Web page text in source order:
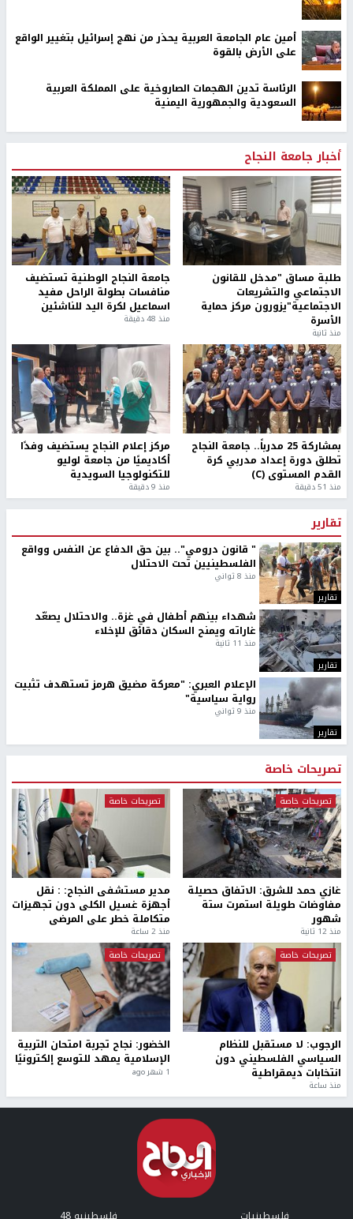
أمين عام الجامعة العربية يحذر من نهج إسرائيل بتغيير الواقع
على الأرض بالقوة
الرئاسة تدين الهجمات الصاروخية على المملكة العربية
السعودية والجمهورية اليمنية
أخبار جامعة النجاح
طلبة مساق "مدخل للقانون
الاجتماعي والتشريعات
الاجتماعية"يزورون مركز حماية
الأسرة
منذ ثانية
جامعة النجاح الوطنية تستضيف
منافسات بطولة الراحل مفيد
اسماعيل لكرة اليد للناشئين
منذ 48 دقيقة
بمشاركة 25 مدرباً.. جامعة النجاح
تطلق دورة إعداد مدربي كرة
القدم المستوى (C)
منذ 51 دقيقة
مركز إعلام النجاح يستضيف وفدًا
أكاديميًا من جامعة لوليو
للتكنولوجيا السويدية
منذ 9 دقيقة
تقارير
تقارير
" قانون درومي".. بين حق الدفاع عن النفس وواقع
الفلسطينيين تحت الاحتلال
منذ 8 ثواني
تقارير
شهداء بينهم أطفال في غزة.. والاحتلال يصعّد
غاراته ويمنح السكان دقائق للإخلاء
منذ 11 ثانية
تقارير
الإعلام العبري: "معركة مضيق هرمز تستهدف تثبيت
رواية سياسية"
منذ 9 ثواني
تصريحات خاصة
تصريحات خاصة
غازي حمد للشرق: الاتفاق حصيلة
مفاوضات طويلة استمرت ستة
شهور
منذ 12 ثانية
تصريحات خاصة
مدير مستشفى النجاح: : نقل
أجهزة غسيل الكلى دون تجهيزات
متكاملة خطر على المرضى
منذ 2 ساعة
تصريحات خاصة
الرجوب: لا مستقبل للنظام
السياسي الفلسطيني دون
انتخابات ديمقراطية
منذ ساعة
تصريحات خاصة
الخضور: نجاح تجربة امتحان التربية
الإسلامية يمهد للتوسع إلكترونيًا
1 شهر ago